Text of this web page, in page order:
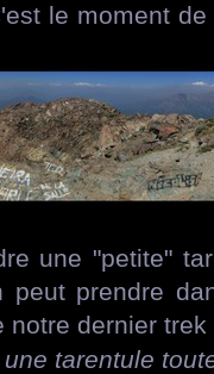
le moment
une "petite"
peut prendre
notre dernier trek
tarentule